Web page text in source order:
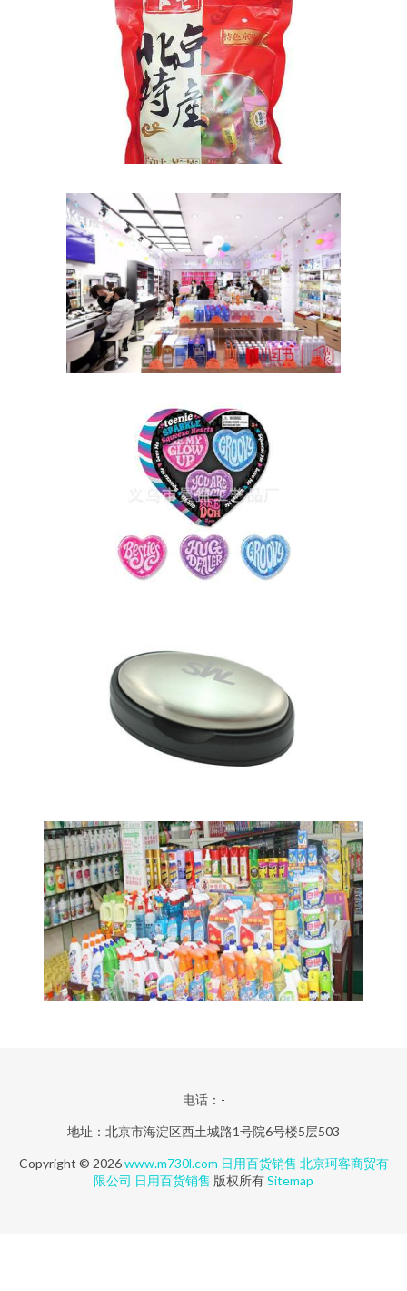
电话：-
地址：北京市海淀区西土城路1号院6号楼5层503
Copyright © 2026www.m730l.com 日用百货销售 北京珂客商贸有
限公司 日用百货销售 版权所有Sitemap